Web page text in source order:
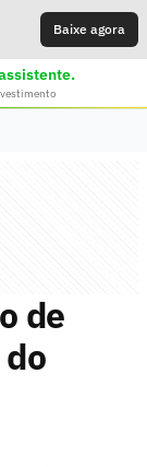
Baixe agora
de